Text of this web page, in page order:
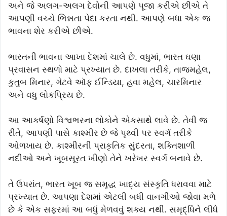
અને જે અલગ-અલગ દેવોની આપણે પૂજા કરીએ છીએ તે
આપણી વચ્ચે ભિન્નતા પેદા કરતા નથી. આપણે બધા એક જ
ભાવના શેર કરીએ છીએ.
ભારતની ભાવના આખા દેશમાં ચાલે છે. વધુમાં, ભારત ઘણા
પ્રવાસન સ્થળો માટે પ્રખ્યાત છે. દાખલા તરીકે, તાજમહેલ,
કુતુબ મિનાર, ગેટવે ઑફ ઈન્ડિયા, હવા મહેલ, ચારમિનાર
અને વધુ લોકપ્રિય છે.
આ આકર્ષણો વિશ્વભરના લોકોને એકસાથે લાવે છે. તેવી જ
રીતે, આપણી પાસે કાશ્મીર છે જે પૃથ્વી પર સ્વર્ગ તરીકે
ઓળખાય છે. કાશ્મીરની પ્રાકૃતિક સુંદરતા, શક્તિશાળી
નદીઓ અને ખૂબસૂરત ખીણો તેને ખરેખર સ્વર્ગ બનાવે છે.
તે ઉપરાંત, ભારત ખૂબ જ સમૃદ્ધ ખાદ્ય સંસ્કૃતિ ધરાવવા માટે
પ્રખ્યાત છે. આપણા દેશમાં એટલી બધી વાનગીઓ જોવા મળે
છે કે એક સફરમાં આ બધું મેળવવું શક્ય નથી. સમૃદ્ધિને લીધે